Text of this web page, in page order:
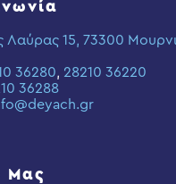
Λαύρας 15, 73300
36280, 28210 36220
36288
Μας